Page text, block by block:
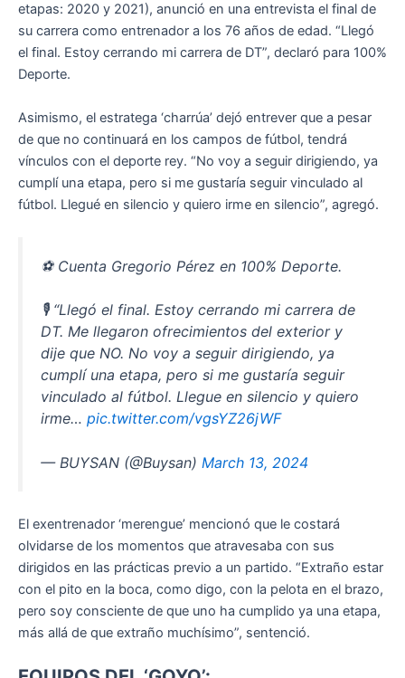
etapas: 2020 y 2021), anunció en una entrevista el final de
su carrera como entrenador a los 76 años de edad. “Llegó
el final. Estoy cerrando mi carrera de DT”, declaró para 100%
Deporte.
Asimismo, el estratega ‘charrúa’ dejó entrever que a pesar
de que no continuará en los campos de fútbol, tendrá
vínculos con el deporte rey. “No voy a seguir dirigiendo, ya
cumplí una etapa, pero si me gustaría seguir vinculado al
fútbol. Llegué en silencio y quiero irme en silencio”, agregó.
⚽️ Cuenta Gregorio Pérez en 100% Deporte.
🎙️ “Llegó el final. Estoy cerrando mi carrera de
DT. Me llegaron ofrecimientos del exterior y
dije que NO. No voy a seguir dirigiendo, ya
cumplí una etapa, pero si me gustaría seguir
vinculado al fútbol. Llegue en silencio y quiero
irme… pic.twitter.com/vgsYZ26jWF
— BUYSAN (@Buysan) March 13, 2024
El exentrenador ‘merengue’ mencionó que le costará
olvidarse de los momentos que atravesaba con sus
dirigidos en las prácticas previo a un partido. “Extraño estar
con el pito en la boca, como digo, con la pelota en el brazo,
pero soy consciente de que uno ha cumplido ya una etapa,
más allá de que extraño muchísimo”, sentenció.